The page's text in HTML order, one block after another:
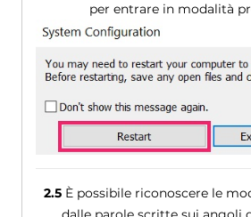
per entrare in modalità
2.5 È possibile riconoscere le